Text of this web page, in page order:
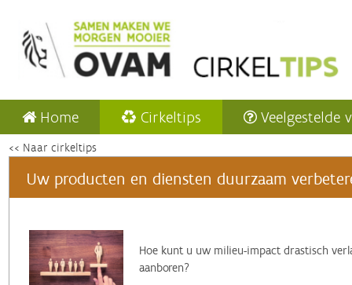
Home Cirkeltips Veelgestelde
<< Naar cirkeltips
Uw producten en diensten duurzaam
‌Hoe kunt u uw milieu-impact drastisch
aanboren?